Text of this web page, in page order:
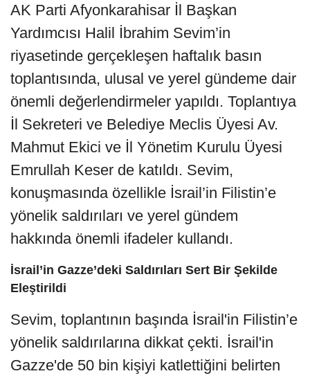
AK Parti Afyonkarahisar İl Başkan
Yardımcısı Halil İbrahim Sevim’in
riyasetinde gerçekleşen haftalık basın
toplantısında, ulusal ve yerel gündeme dair
önemli değerlendirmeler yapıldı. Toplantıya
İl Sekreteri ve Belediye Meclis Üyesi Av.
Mahmut Ekici ve İl Yönetim Kurulu Üyesi
Emrullah Keser de katıldı. Sevim,
konuşmasında özellikle İsrail’in Filistin’e
yönelik saldırıları ve yerel gündem
hakkında önemli ifadeler kullandı.
İsrail’in Gazze’deki Saldırıları Sert Bir Şekilde
Eleştirildi
Sevim, toplantının başında İsrail'in Filistin’e
yönelik saldırılarına dikkat çekti. İsrail'in
Gazze'de 50 bin kişiyi katlettiğini belirten